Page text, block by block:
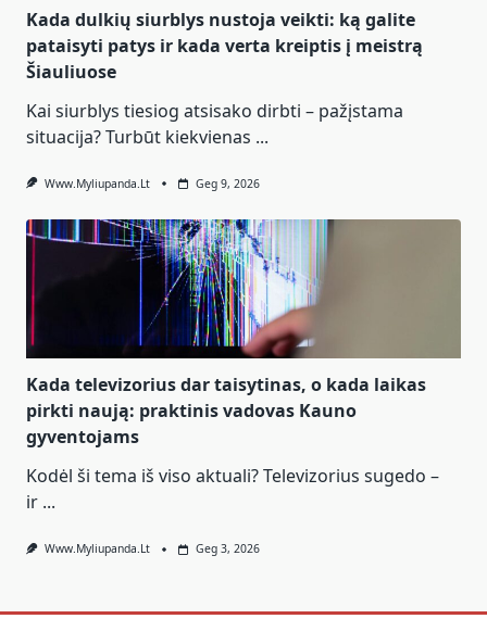
Kada dulkių siurblys nustoja veikti: ką galite
pataisyti patys ir kada verta kreiptis į meistrą
Šiauliuose
Kai siurblys tiesiog atsisako dirbti – pažįstama
situacija? Turbūt kiekvienas ...
Www.myliupanda.lt Geg 9, 2026
Kada televizorius dar taisytinas, o kada laikas
pirkti naują: praktinis vadovas Kauno
gyventojams
Kodėl ši tema iš viso aktuali? Televizorius sugedo –
ir ...
Www.myliupanda.lt Geg 3, 2026